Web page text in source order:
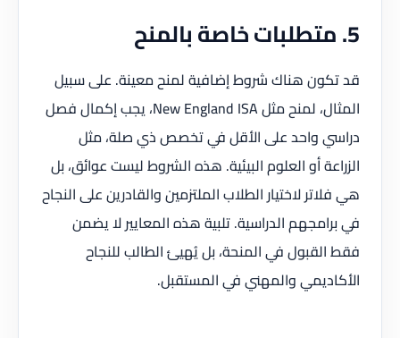
5. متطلبات خاصة بالمنح
قد تكون هناك شروط إضافية لمنح معينة. على سبيل
المثال، لمنح مثل New England ISA، يجب إكمال فصل
دراسي واحد على الأقل في تخصص ذي صلة، مثل
الزراعة أو العلوم البيئية. هذه الشروط ليست عوائق، بل
هي فلاتر لاختيار الطلاب الملتزمين والقادرين على النجاح
في برامجهم الدراسية. تلبية هذه المعايير لا يضمن
فقط القبول في المنحة، بل يُهيئ الطالب للنجاح
الأكاديمي والمهني في المستقبل.